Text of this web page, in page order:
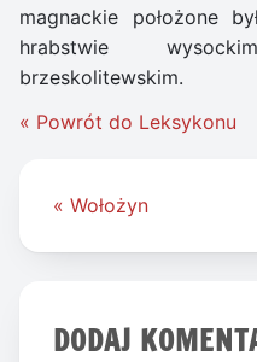
magnackie położone
hrabstwie
brzeskolitewskim.
« Powrót do Leksykonu
Nawigacja
« Wołożyn
DODAJ